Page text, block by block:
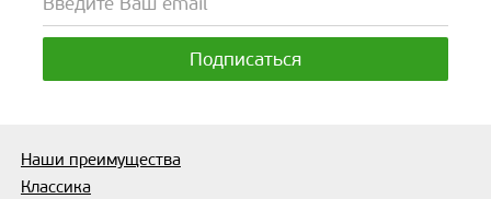
Наши преимущества
Классика